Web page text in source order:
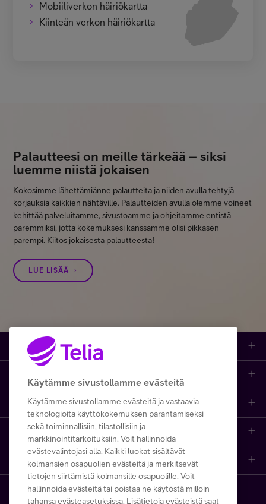
Mobiiliverkon häiriökartta
Kiinteän verkon häiriökartta
Palautteesi on meille tärkeää – siksi
luemme niistä jokaisen
Kokosimme lähettämiänne palautteita ja niiden avulla tehtyjä
korjauksia kaikkien nähtäville. Palautteiden avulla olemme voineet
kehittää palveluitamme, sivustoamme ja ohjeitamme entistä
paremmiksi, jotta kokemuksesi kanssamme olisi pikkasen
parempi. Kiitos jokaisesta palautteesta!
LUE LISÄÄ
Tuotteet
IT-palvelut
Yrittäjän palvelut
Julkishallinnolle
Wholesale
Etusivu
Yhteystiedot
Paikalliset yritysmyyjät
Viat ja häiriöt
Opi ja inspiroidu
Kaikki sisällöt
Artikkelit
Referenssit
Telia
Telia
Telia Cygate
Telia Finland
Telia yrityksenä
Käytämme sivustollamme evästeitä
Käytämme sivustollamme evästeitä ja vastaavia
teknologioita käyttökokemuksen parantamiseksi
sekä toiminnallisiin, tilastollisiin ja
markkinointitarkoituksiin. Voit hallinnoida
evästevalintojasi alla. Kaikki luokat sisältävät
kolmansien osapuolien evästeitä ja merkitsevät
tietojen siirtämistä kolmansille osapuolille. Voit
hallinnoida evästeitä tai poistaa ne käytöstä milloin
tahansa evästeasetuksissa. Lisätietoja evästeistä saat